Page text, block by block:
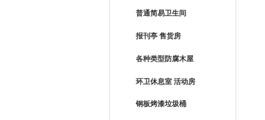
普通简易卫生间
报刊亭 售货房
各种类型防腐木屋
环卫休息室 活动房
钢板烤漆垃圾桶